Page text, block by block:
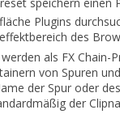
Plugins
des
als FX Chain-
von Spuren
der Spur oder
der